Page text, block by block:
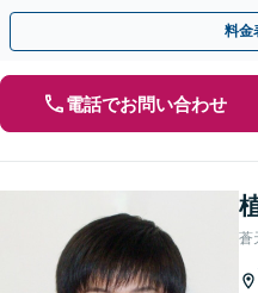
のみで解決も可能！
料金
電話でお問い合わせ
蒼